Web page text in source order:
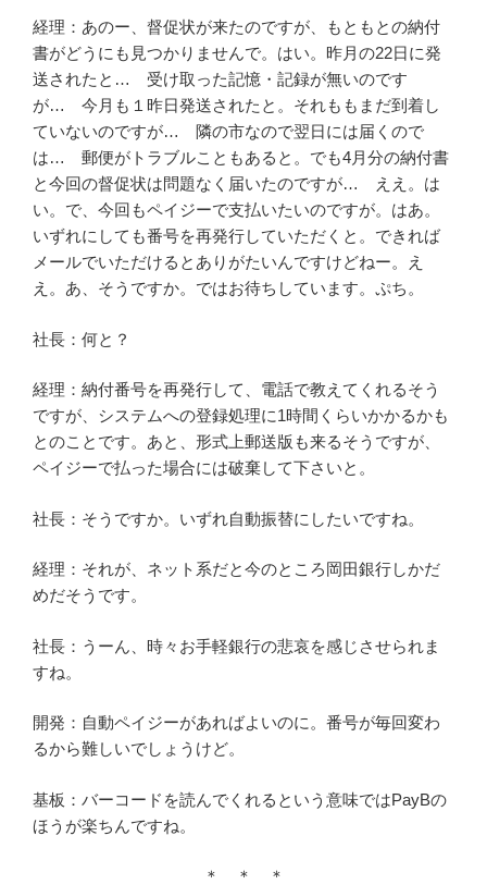
経理：あのー、督促状が来たのですが、もともとの納付
書がどうにも見つかりませんで。はい。昨月の22日に発
送されたと… 受け取った記憶・記録が無いのです
が… 今月も１昨日発送されたと。それももまだ到着し
ていないのですが… 隣の市なので翌日には届くので
は… 郵便がトラブルこともあると。でも4月分の納付書
と今回の督促状は問題なく届いたのですが… ええ。は
い。で、今回もペイジーで支払いたいのですが。はあ。
いずれにしても番号を再発行していただくと。できれば
メールでいただけるとありがたいんですけどねー。え
え。あ、そうですか。ではお待ちしています。ぷち。
社長：何と？
経理：納付番号を再発行して、電話で教えてくれるそう
ですが、システムへの登録処理に1時間くらいかかるかも
とのことです。あと、形式上郵送版も来るそうですが、
ペイジーで払った場合には破棄して下さいと。
社長：そうですか。いずれ自動振替にしたいですね。
経理：それが、ネット系だと今のところ岡田銀行しかだ
めだそうです。
社長：うーん、時々お手軽銀行の悲哀を感じさせられま
すね。
開発：自動ペイジーがあればよいのに。番号が毎回変わ
るから難しいでしょうけど。
基板：バーコードを読んでくれるという意味ではPayBの
ほうが楽ちんですね。
＊ ＊ ＊